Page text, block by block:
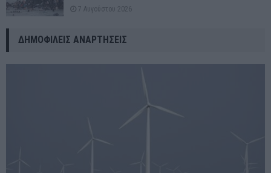
7 Αυγούστου 2026
ΔΗΜΟΦΙΛΕΊΣ ΑΝΑΡΤΉΣΕΙΣ